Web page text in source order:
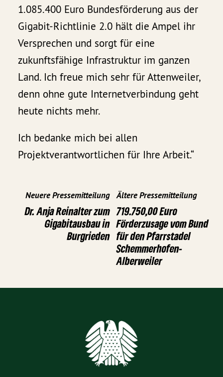
1.085.400 Euro Bundesförderung aus der
Gigabit-Richtlinie 2.0 hält die Ampel ihr
Versprechen und sorgt für eine
zukunftsfähige Infrastruktur im ganzen
Land. Ich freue mich sehr für Attenweiler,
denn ohne gute Internetverbindung geht
heute nichts mehr.
Ich bedanke mich bei allen
Projektverantwortlichen für Ihre Arbeit.“
Neuere Pressemitteilung
Dr. Anja Reinalter zum
Gigabitausbau in
Burgrieden
Ältere Pressemitteilung
719.750,00 Euro
Förderzusage vom Bund
für den Pfarrstadel
Schemmerhofen-
Alberweiler